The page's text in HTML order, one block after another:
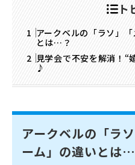
ト
アークベルの「ラソ」
とは…？
見学会で不安を解消！“
♪
アークベルの「ラ
ーム」の違いとは